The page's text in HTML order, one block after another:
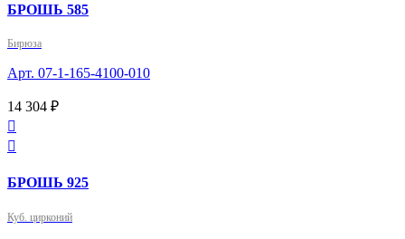
БРОШЬ 585
Бирюза
Арт. 07-1-165-4100-010
14 304 ₽


БРОШЬ 925
Куб. цирконий